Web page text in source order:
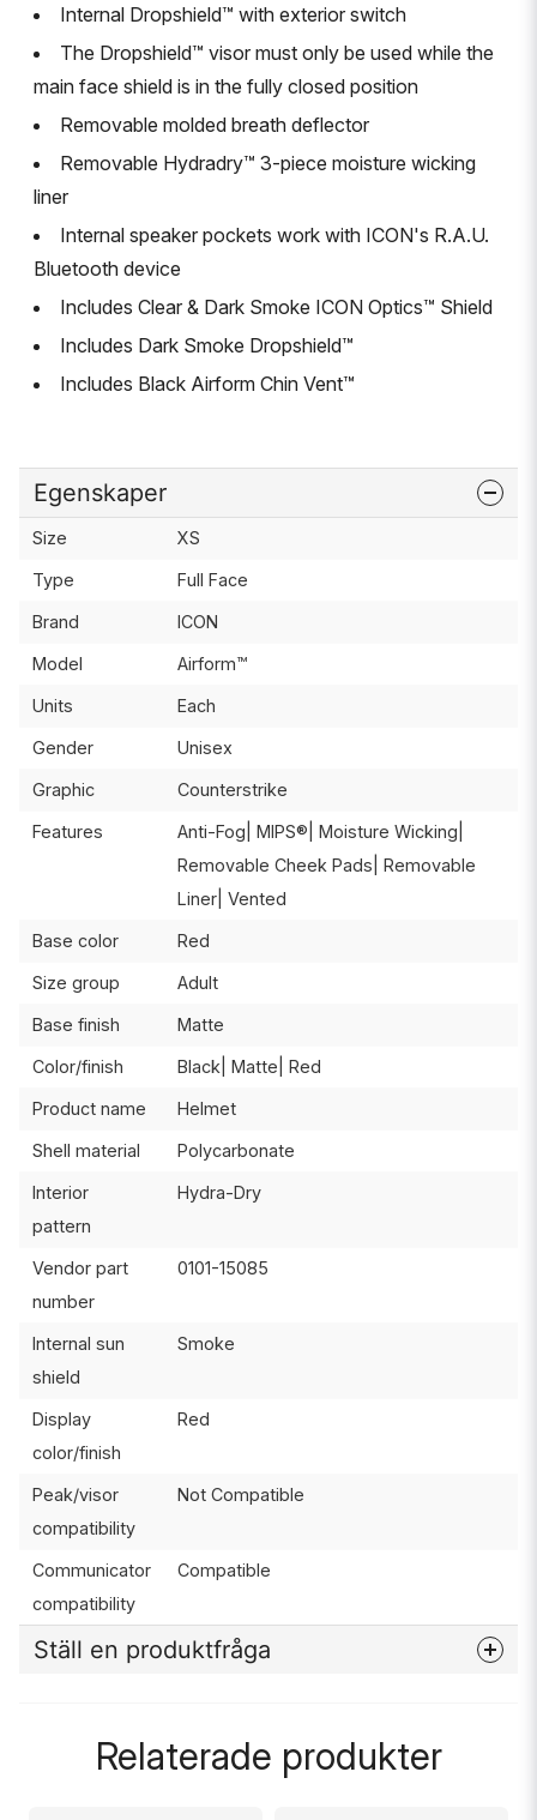
Internal Dropshield™ with exterior switch
The Dropshield™ visor must only be used while the
main face shield is in the fully closed position
Removable molded breath deflector
Removable Hydradry™ 3-piece moisture wicking
liner
Internal speaker pockets work with ICON's R.A.U.
Bluetooth device
Includes Clear & Dark Smoke ICON Optics™ Shield
Includes Dark Smoke Dropshield™
Includes Black Airform Chin Vent™
Egenskaper
Size XS
Type Full Face
Brand ICON
Model Airform™
Units Each
Gender Unisex
Graphic Counterstrike
Features
Anti-Fog| MIPS®| Moisture Wicking|
Removable Cheek Pads| Removable
Liner| Vented
Base color Red
Size group Adult
Base finish Matte
Color/finish Black| Matte| Red
Product name Helmet
Shell material Polycarbonate
Interior
pattern
Hydra-Dry
Vendor part
number
0101-15085
Internal sun
shield
Smoke
Display
color/finish
Red
Peak/visor
compatibility
Not Compatible
Communicator
compatibility
Compatible
Ställ en produktfråga
Relaterade produkter